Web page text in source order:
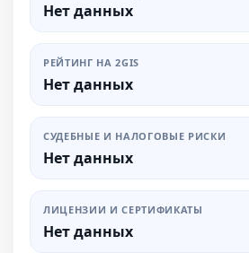
Нет данных
РЕЙТИНГ НА 2GIS
Нет данных
СУДЕБНЫЕ И НАЛОГОВЫЕ РИСКИ
Нет данных
ЛИЦЕНЗИИ И СЕРТИФИКАТЫ
Нет данных